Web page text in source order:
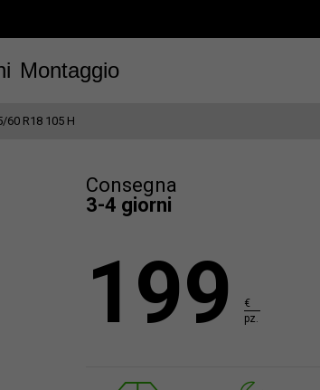
Montaggio
60 R18 105 H
Consegna
3-4 giorni
199
€
pz.